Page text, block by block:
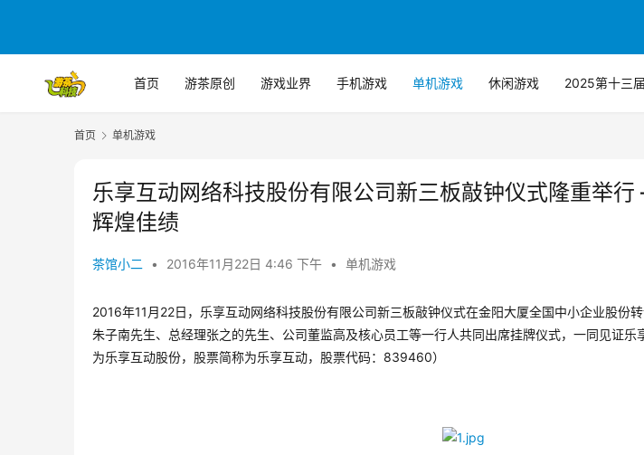
首页 游茶原创 游戏业界 手机游戏 单机游戏 休闲游戏 2025第十三
首页 单机游戏
乐享互动网络科技股份有限公司新三板敲钟仪式隆重举
辉煌佳绩
茶馆小二 • 2016年11月22日 4:46 下午 • 单机游戏
2016年11月22日，乐享互动网络科技股份有限公司新三板敲钟仪式在金阳大厦全国中小企业股份
朱子南先生、 总经理张之的先生、 公司董监高及核心员工等一行人共同出席挂牌仪式，一同见证乐
为乐享互动股份，股票简称为乐享互动， 股票代码： 839460）